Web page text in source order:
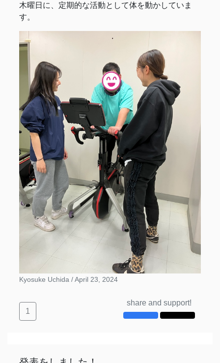
木曜日に、定期的な活動として体を動かしていま
す。
Kyosuke Uchida /April 23, 2024
1
share and support!